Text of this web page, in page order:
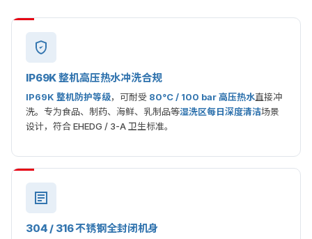
IP69K 整机高压热水冲洗合规
IP69K 整机防护等级，可耐受 80°C / 100 bar 高压热水直接冲
洗。专为食品、制药、海鲜、乳制品等湿洗区每日深度清洁场景
设计，符合 EHEDG / 3-A 卫生标准。
304 / 316 不锈钢全封闭机身